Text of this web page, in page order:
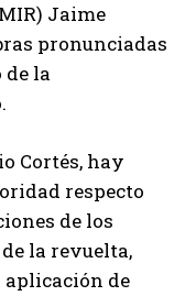
Jaime
pronunciadas
la
Cortés, hay
respecto
de los
la revuelta,
de